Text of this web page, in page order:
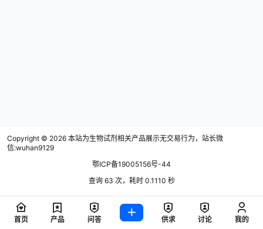
Copyright © 2026 本站为生物试剂相关产品展示无交易行为，站长微
信:wuhan9129
鄂ICP备19005156号-44
查询 63 次，耗时 0.1110 秒
首页 产品 问答 供求 讨论 我的